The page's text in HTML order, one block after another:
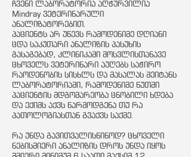
ჩვენი ლაბორატორია აღჭურვილია
Mindray ვეტერინარული
ანალიზატორებით.
პაციენტს არ უწევს რამოდენიმე დღიანი
ცდა საკუთარი ანალიზის პასუხის
გასაგებად, კლინიკაში მოსვლისთანავე
ცხოველს ვეტერინარი აუღებს საჭირო
რაოდენობის სისხლს და მასალას შეიტანს
ლაბორატორიაში, რამოდენიმე წუთში
პაციენტის მდგომარეობა ცნობილი ხდება
და ექიმს აქვს წარმოდგენა თუ რა
პათოლოგიასთან გვაქვს საქმე.
რა უნდა გავითვალისწინოდ? ცხოველი
ნებისმიერი ანალიზის დროს უნდა იყოს